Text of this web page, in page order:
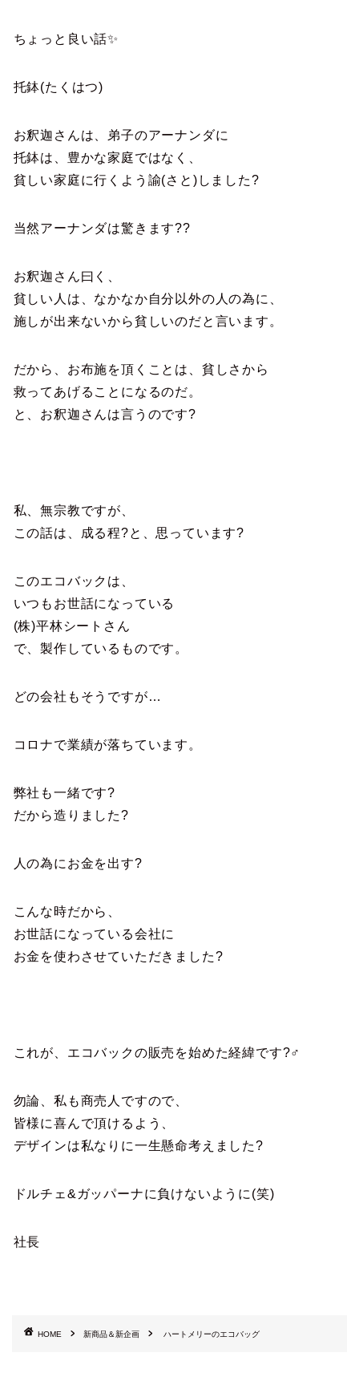
ちょっと良い話✨
托鉢(たくはつ)
お釈迦さんは、弟子のアーナンダに
托鉢は、豊かな家庭ではなく、
貧しい家庭に行くよう諭(さと)しました?
当然アーナンダは驚きます??
お釈迦さん曰く、
貧しい人は、なかなか自分以外の人の為に、
施しが出来ないから貧しいのだと言います。
だから、お布施を頂くことは、貧しさから
救ってあげることになるのだ。
と、お釈迦さんは言うのです?
私、無宗教ですが、
この話は、成る程?と、思っています?
このエコバックは、
いつもお世話になっている
(株)平林シートさん
で、製作しているものです。
どの会社もそうですが…
コロナで業績が落ちています。
弊社も一緒です?
だから造りました?
人の為にお金を出す?
こんな時だから、
お世話になっている会社に
お金を使わさせていただきました?
これが、エコバックの販売を始めた経緯です?‍♂️
勿論、私も商売人ですので、
皆様に喜んで頂けるよう、
デザインは私なりに一生懸命考えました?
ドルチェ&ガッパーナに負けないように(笑)
社長
HOME 新商品＆新企画 ハートメリーのエコバッグ